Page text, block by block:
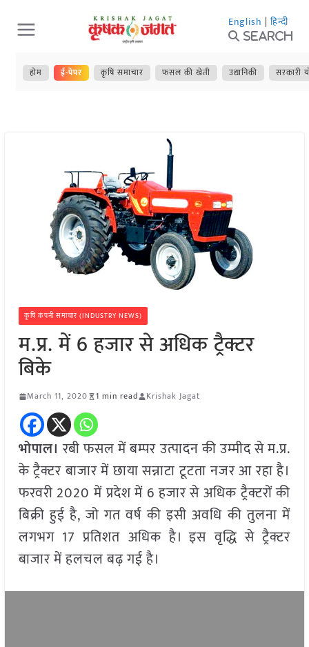
Skip
to
content
English | हिन्दी
Search
होम ई-पेपर कृषि समाचार फसल की खेती उद्यानिकी सरकारी
कृषि कंपनी समाचार (INDUSTRY NEWS)
म.प्र. में 6 हजार से अधिक ट्रैक्टर
बिके
March 11, 2020 1 min read Krishak Jagat
भोपाल। रबी फसल में बम्पर उत्पादन की उम्मीद से म.प्र.
के ट्रैक्टर बाजार में छाया सन्नाटा टूटता नजर आ रहा है।
फरवरी 2020 में प्रदेश में 6 हजार से अधिक ट्रैक्टरों की
बिक्री हुई है, जो गत वर्ष की इसी अवधि की तुलना में
लगभग 17 प्रतिशत अधिक है। इस वृद्धि से ट्रैक्टर
बाजार में हलचल बढ़ गई है।